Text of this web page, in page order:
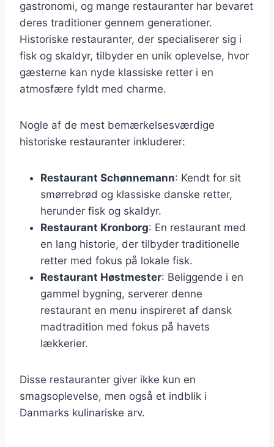
gastronomi, og mange restauranter har bevaret
deres traditioner gennem generationer.
Historiske restauranter, der specialiserer sig i
fisk og skaldyr, tilbyder en unik oplevelse, hvor
gæsterne kan nyde klassiske retter i en
atmosfære fyldt med charme.
Nogle af de mest bemærkelsesværdige
historiske restauranter inkluderer:
Restaurant Schønnemann: Kendt for sit
smørrebrød og klassiske danske retter,
herunder fisk og skaldyr.
Restaurant Kronborg: En restaurant med
en lang historie, der tilbyder traditionelle
retter med fokus på lokale fisk.
Restaurant Høstmester: Beliggende i en
gammel bygning, serverer denne
restaurant en menu inspireret af dansk
madtradition med fokus på havets
lækkerier.
Disse restauranter giver ikke kun en
smagsoplevelse, men også et indblik i
Danmarks kulinariske arv.